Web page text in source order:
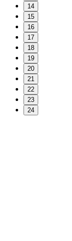
14
15
16
17
18
19
20
21
22
23
24